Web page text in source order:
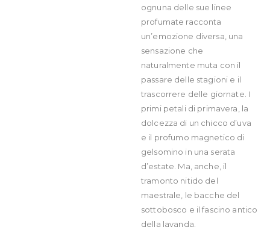
ognuna delle sue linee
profumate racconta
un’emozione diversa, una
sensazione che
naturalmente muta con il
passare delle stagioni e il
trascorrere delle giornate. I
primi petali di primavera, la
dolcezza di un chicco d’uva
e il profumo magnetico di
gelsomino in una serata
d’estate. Ma, anche, il
tramonto nitido del
maestrale, le bacche del
sottobosco e il fascino antico
della lavanda.